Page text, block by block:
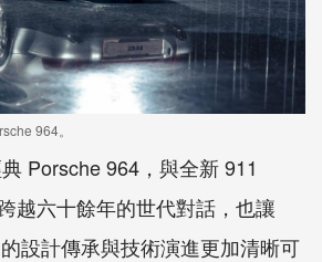
964。
Porsche 964，與全新 911
越六十餘年的世代對話，也讓
設計傳承與技術演進更加清晰可